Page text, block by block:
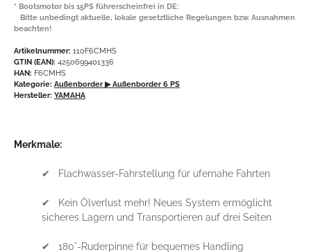
* Bootsmotor bis 15PS führerscheinfrei in DE:
Bitte unbedingt aktuelle, lokale gesetztliche Regelungen bzw. Ausnahmen
beachten!
Artikelnummer: 110F6CMHS
GTIN (EAN): 4250699401336
HAN: F6CMHS
Kategorie: Außenborder▶ Außenborder 6 PS
Hersteller: YAMAHA
Merkmale:
✔ Flachwasser-Fahrstellung für ufernahe Fahrten
✔ Kein Ölverlust mehr! Neues System ermöglicht
sicheres Lagern und Transportieren auf drei Seiten
✔ 180°-Ruderpinne für bequemes Handling